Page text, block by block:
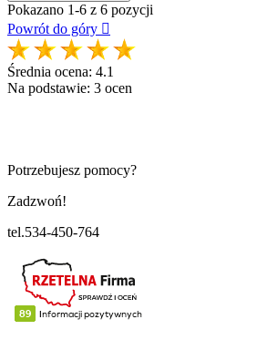
Pokazano 1-6 z 6 pozycji
Powrót do góry 
Średnia ocena: 4.1
Na podstawie: 3 ocen
Potrzebujesz pomocy?
Zadzwoń!
tel.534-450-764